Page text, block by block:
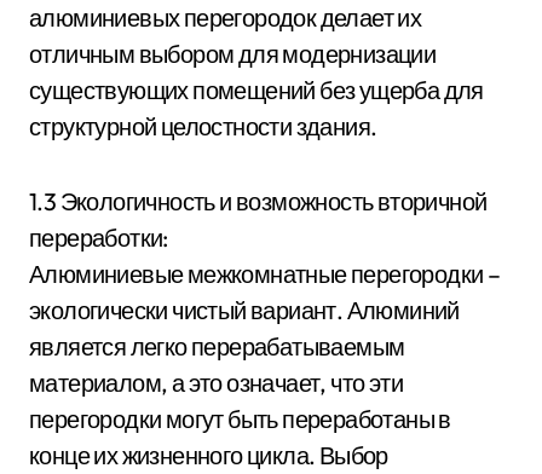
алюминиевых перегородок делает их
отличным выбором для модернизации
существующих помещений без ущерба для
структурной целостности здания.
1.3 Экологичность и возможность вторичной
переработки:
Алюминиевые межкомнатные перегородки –
экологически чистый вариант. Алюминий
является легко перерабатываемым
материалом, а это означает, что эти
перегородки могут быть переработаны в
конце их жизненного цикла. Выбор